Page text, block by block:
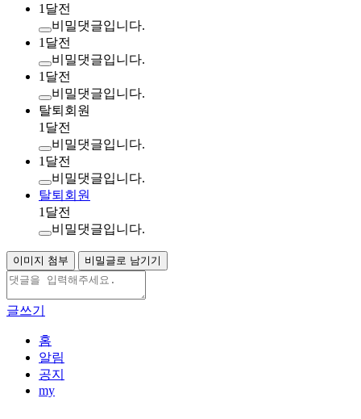
1달전
비밀댓글입니다.
1달전
비밀댓글입니다.
1달전
비밀댓글입니다.
탈퇴회원
1달전
비밀댓글입니다.
1달전
비밀댓글입니다.
탈퇴회원
1달전
비밀댓글입니다.
이미지 첨부 비밀글로 남기기
글쓰기
홈
알림
공지
my